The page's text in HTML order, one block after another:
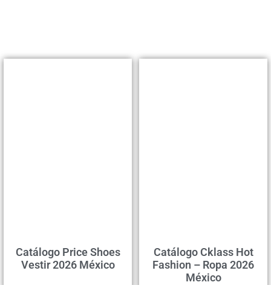
Catálogo Price Shoes
Vestir 2026 México
Catálogo Cklass Hot
Fashion – Ropa 2026
México